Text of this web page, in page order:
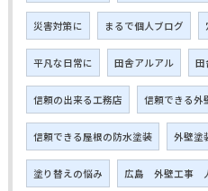
災害対策に まるで個人ブログ
平凡な日常に 田舎アルアル 田
信頼の出来る工務店 信頼できる外
信頼できる屋根の防水塗装 外壁塗
塗り替えの悩み 広島 外壁工事